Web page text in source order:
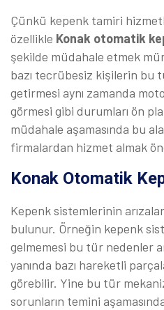
Çünkü kepenk tamiri
özellikle Konak otomatik
şekilde müdahale etmek
bazı tecrübesiz kişilerin bu
getirmesi aynı zamanda
görmesi gibi durumları ön
müdahale aşamasında bu
firmalardan hizmet almak
Konak Otomatik
Kepenk sistemlerinin
bulunur. Örneğin kepenk
gelmemesi bu tür nedenler
yanında bazı hareketli
görebilir. Yine bu tür
sorunların temini